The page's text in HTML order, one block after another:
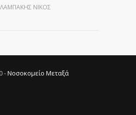
ΝΙΚΟΣ
-Νοσοκομείο Μεταξά